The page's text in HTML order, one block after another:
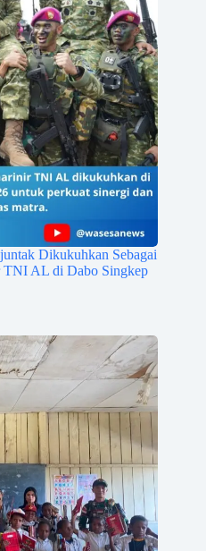
Dikukuhkan Sebagai
TNI AL di Dabo Singkep